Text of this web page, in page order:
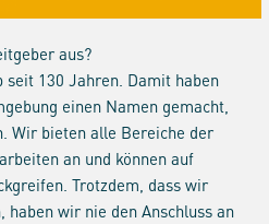
aus?
130 Jahren. Damit haben
einen Namen gemacht,
Wir bieten alle Bereiche der
an und können auf
Trotzdem, dass wir
wir nie den Anschluss an